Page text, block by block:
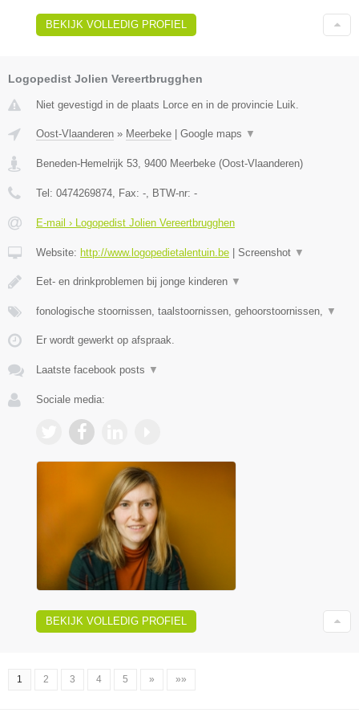
BEKIJK VOLLEDIG PROFIEL
Logopedist Jolien Vereertbrugghen
Niet gevestigd in de plaats Lorce en in de provincie Luik.
Oost-Vlaanderen » Meerbeke Google maps ▼
Beneden-Hemelrijk 53, 9400 Meerbeke (Oost-Vlaanderen)
Tel: 0474269874, Fax: -, BTW-nr: -
E-mail › Logopedist Jolien Vereertbrugghen
Website: http://www.logopedietalentuin.be Screenshot ▼
Eet- en drinkproblemen bij jonge kinderen ▼
fonologische stoornissen, taalstoornissen, gehoorstoornissen, ▼
Er wordt gewerkt op afspraak.
Laatste facebook posts ▼
Sociale media:
BEKIJK VOLLEDIG PROFIEL
1 2 3 4 5 » »»